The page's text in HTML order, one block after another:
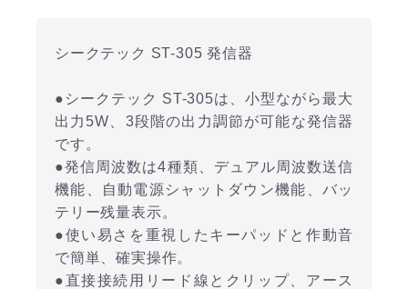
シークテック ST-305 発信器
●シークテック ST-305は、小型ながら最大
出力5W、3段階の出力調節が可能な発信器
です。
●発信周波数は4種類、デュアル周波数送信
機能、自動電源シャットダウン機能、バッ
テリー残量表示。
●使い易さを重視したキーパッドと作動音
で簡単、確実操作。
●直接接続用リード線とクリップ、アース